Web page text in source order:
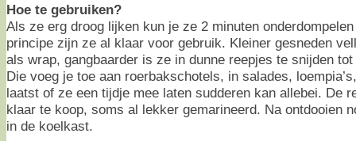
Hoe te gebruiken?
Als ze erg droog lijken kun je ze 2 minuten
principe zijn ze al klaar voor gebruik. Kleiner gesneden
als wrap, gangbaarder is ze in dunne reepjes te snijden
Die voeg je toe aan roerbakschotels, in salades,
laatst of ze een tijdje mee laten sudderen kan allebei. De
klaar te koop, soms al lekker gemarineerd. Na ontdooien
in de koelkast.